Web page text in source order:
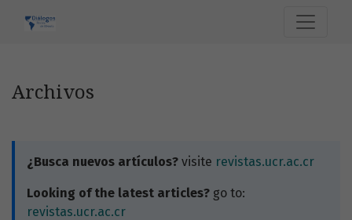
Archivos
¿Busca nuevos artículos? visite revistas.ucr.ac.cr
Looking of the latest articles? go to:
revistas.ucr.ac.cr